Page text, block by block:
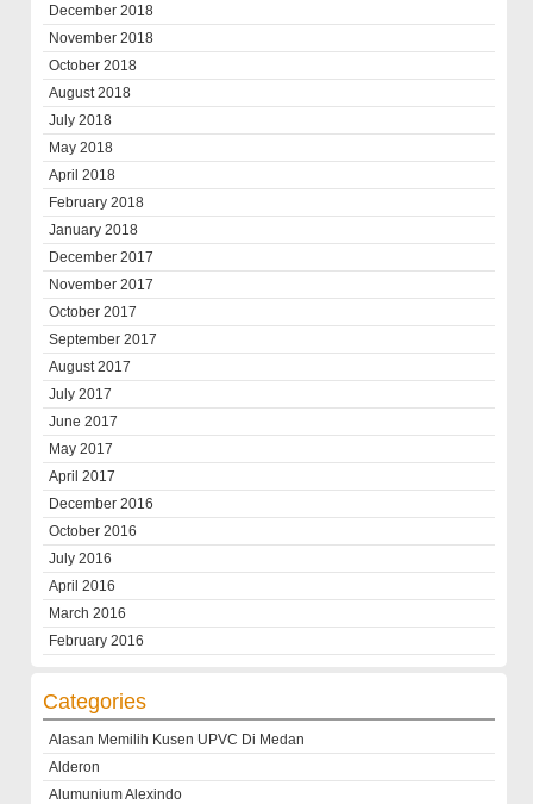
December 2018
November 2018
October 2018
August 2018
July 2018
May 2018
April 2018
February 2018
January 2018
December 2017
November 2017
October 2017
September 2017
August 2017
July 2017
June 2017
May 2017
April 2017
December 2016
October 2016
July 2016
April 2016
March 2016
February 2016
Categories
Alasan Memilih Kusen UPVC Di Medan
Alderon
Alumunium Alexindo